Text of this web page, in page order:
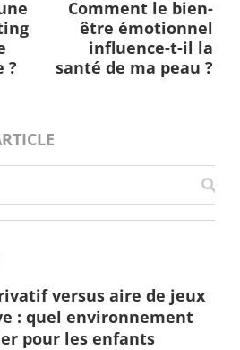
?
Comment le bien-
être émotionnel
influence-t-il la
santé de ma peau ?
versus aire de jeux
: quel environnement
pour les enfants